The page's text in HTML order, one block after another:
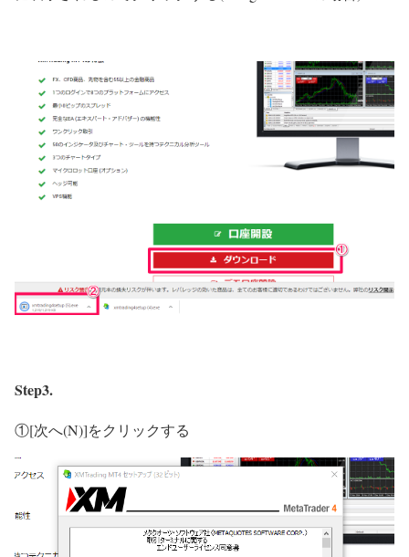
Step3.
①[次へ(N)]をクリックする